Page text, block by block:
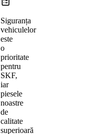
Siguranța
vehiculelor
este
o
prioritate
pentru
SKF,
iar
piesele
noastre
de
calitate
superioară